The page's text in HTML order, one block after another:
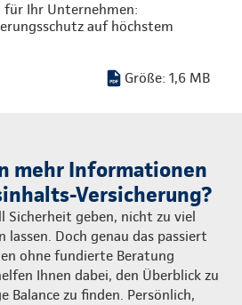
für Ihr Unternehmen:
auf höchstem
Größe: 1,6 MB
mehr Informationen
Versicherung?
Sicherheit geben, nicht zu viel
lassen. Doch genau das passiert
ohne fundierte Beratung
Ihnen dabei, den Überblick zu
Balance zu finden. Persönlich,